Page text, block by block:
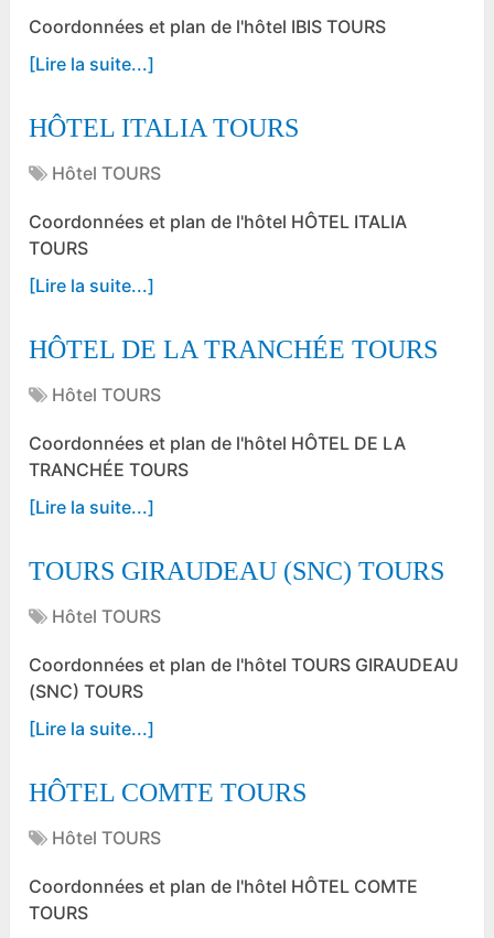
Coordonnées et plan de l'hôtel IBIS TOURS
[Lire la suite...]
HÔTEL ITALIA TOURS
Hôtel TOURS
Coordonnées et plan de l'hôtel HÔTEL ITALIA
TOURS
[Lire la suite...]
HÔTEL DE LA TRANCHÉE TOURS
Hôtel TOURS
Coordonnées et plan de l'hôtel HÔTEL DE LA
TRANCHÉE TOURS
[Lire la suite...]
TOURS GIRAUDEAU (SNC) TOURS
Hôtel TOURS
Coordonnées et plan de l'hôtel TOURS GIRAUDEAU
(SNC) TOURS
[Lire la suite...]
HÔTEL COMTE TOURS
Hôtel TOURS
Coordonnées et plan de l'hôtel HÔTEL COMTE
TOURS